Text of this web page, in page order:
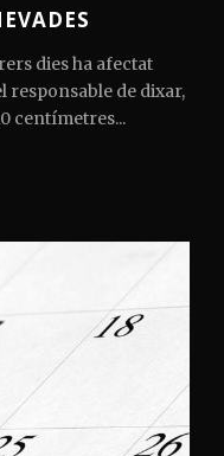
dies ha afectat
responsable de dixar,
centímetres...